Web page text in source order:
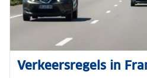
Verkeersregels in